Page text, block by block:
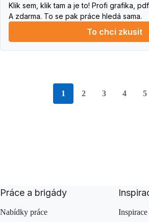
Klik sem, klik tam a je to! Profi grafika,
A zdarma. To se pak práce hledá sama.
To chci zkusit
stránka
1 2 3 4 5
Práce a brigády
Nabídky práce
Inspirace